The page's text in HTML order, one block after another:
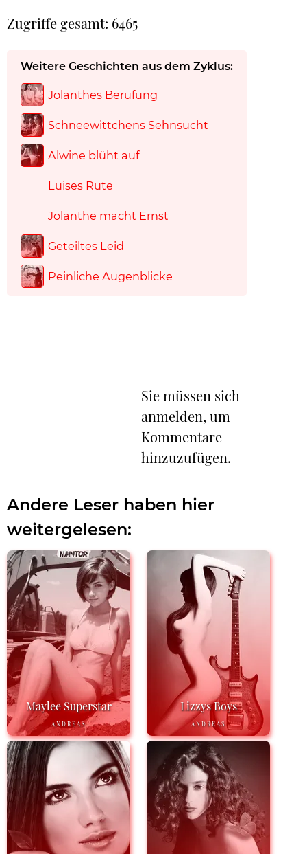
Zugriffe gesamt: 6465
Weitere Geschichten aus dem Zyklus:
Jolanthes Berufung
Schneewittchens Sehnsucht
Alwine blüht auf
Luises Rute
Jolanthe macht Ernst
Geteiltes Leid
Peinliche Augenblicke
Sie müssen sich
anmelden, um
Kommentare
hinzuzufügen.
Andere Leser haben hier
weitergelesen:
Maylee Superstar
ANDREAS
Lizzys Boys
ANDREAS